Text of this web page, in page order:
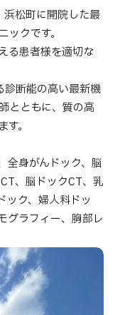
松町に開院した最
クです。
る患者様を適切な
断能の高い最新機
とともに、質の高
。
全身がんドック、脳
、脳ドックCT、乳
ック、婦人科ドッ
グラフィー、胸部レ